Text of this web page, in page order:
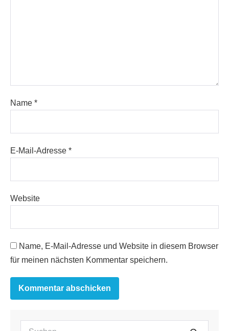
Name *
E-Mail-Adresse *
Website
Name, E-Mail-Adresse und Website in diesem Browser
für meinen nächsten Kommentar speichern.
Suchen